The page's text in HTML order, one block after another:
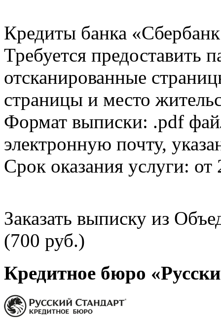
Кредиты банка
Требуется предоставить
отсканированные
страницы и место
Формат выписки: .pdf
электронную почту,
Срок оказания услуги: от
Заказать выписку из
(700 руб.)
Кредитное бюро